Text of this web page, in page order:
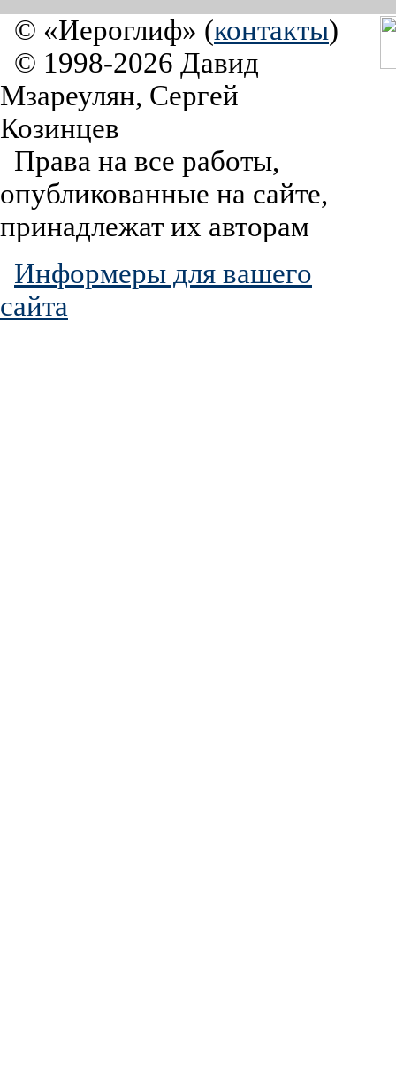
© «Иероглиф» (контакты)
© 1998-2026 Давид
Мзареулян, Сергей
Козинцев
Права на все работы,
опубликованные на сайте,
принадлежат их авторам
Информеры для вашего
сайта